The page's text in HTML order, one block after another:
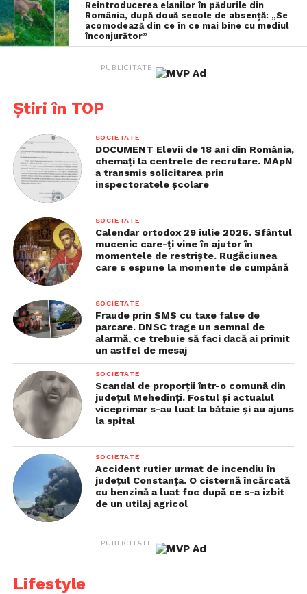
răspunderii pe reforma pensiilor speciale. Pleacă la
Viena, pentru o întâlnire crucială!
Vizualizări: 92
Reintroducerea elanilor în pădurile din
România, după două secole de absență: „Se
acomodează din ce în ce mai bine cu mediul
înconjurător”
PUBLICITATE
Știri în TOP
SOCIETATE
DOCUMENT Elevii de 18 ani din România,
chemaţi la centrele de recrutare. MApN
a transmis solicitarea prin
inspectoratele şcolare
SOCIETATE
Calendar ortodox 29 iulie 2026. Sfântul
mucenic care-ţi vine în ajutor în
momentele de restrişte. Rugăciunea
care s espune la momente de cumpănă
SOCIETATE
Fraude prin SMS cu taxe false de
parcare. DNSC trage un semnal de
alarmă, ce trebuie să faci dacă ai primit
un astfel de mesaj
SOCIETATE
Scandal de proporții într-o comună din
județul Mehedinți. Fostul și actualul
viceprimar s-au luat la bătaie și au ajuns
la spital
SOCIETATE
Accident rutier urmat de incendiu în
județul Constanța. O cisternă încărcată
cu benzină a luat foc după ce s-a izbit
de un utilaj agricol
PUBLICITATE
Lifestyle